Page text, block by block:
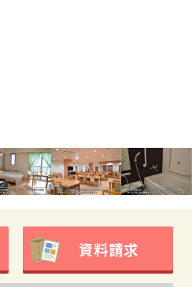
資料請求